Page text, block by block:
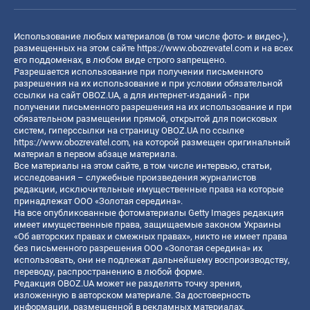
Использование любых материалов (в том числе фото- и видео-),
размещенных на этом сайте https://www.obozrevatel.com и на всех
его поддоменах, в любом виде строго запрещено.
Разрешается использование при получении письменного
разрешения на их использование и при условии обязательной
ссылки на сайт OBOZ.UA, а для интернет-изданий - при
получении письменного разрешения на их использование и при
обязательном размещении прямой, открытой для поисковых
систем, гиперссылки на страницу OBOZ.UA по ссылке
https://www.obozrevatel.com, на которой размещен оригинальный
материал в первом абзаце материала.
Все материалы на этом сайте, в том числе интервью, статьи,
исследования – служебные произведения журналистов
редакции, исключительные имущественные права на которые
принадлежат ООО «Золотая середина».
На все опубликованные фотоматериалы Getty Images редакция
имеет имущественные права, защищаемые законом Украины
«Об авторских правах и смежных правах», никто не имеет права
без письменного разрешения ООО «Золотая середина» их
использовать, они не подлежат дальнейшему воспроизводству,
переводу, распространению в любой форме.
Редакция OBOZ.UA может не разделять точку зрения,
изложенную в авторском материале. За достоверность
информации, размещенной в рекламных материалах,